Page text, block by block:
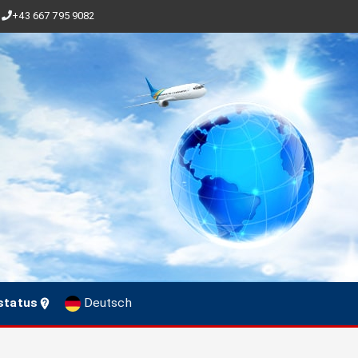
+43 667 795 9082
Deutsch